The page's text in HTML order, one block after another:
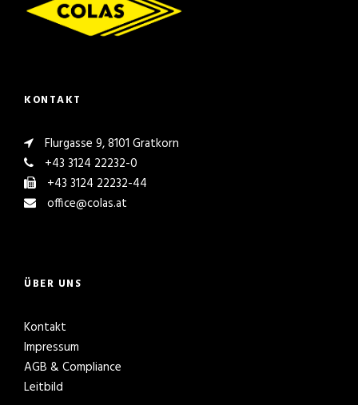
KONTAKT
Flurgasse 9, 8101 Gratkorn
+43 3124 22232-0
+43 3124 22232-44
office@colas.at
ÜBER UNS
Kontakt
Impressum
AGB & Compliance
Leitbild